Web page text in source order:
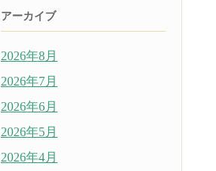
アーカイブ
2026年8月
2026年7月
2026年6月
2026年5月
2026年4月